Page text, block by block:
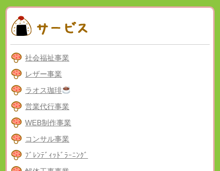
社会福祉事業
レザー事業
ラオス珈琲
営業代行事業
WEB制作事業
コンサル事業
ﾌﾞﾚﾝﾃﾞｨｯﾄﾞﾗｰﾆﾝｸﾞ